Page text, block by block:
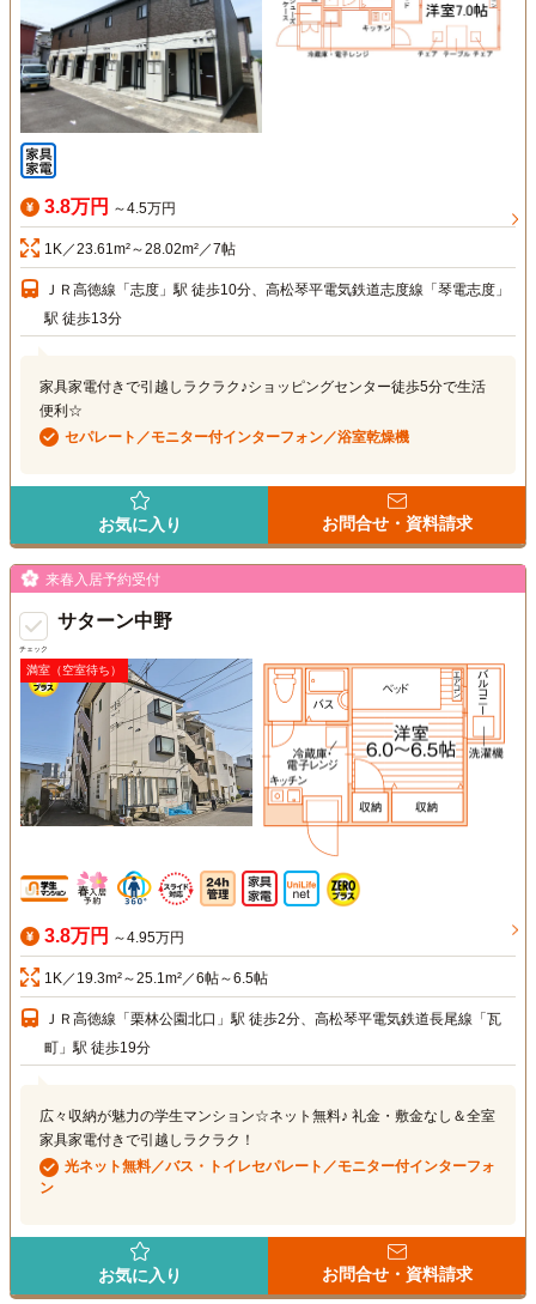
3.8万円 ～4.5万円
1K／23.61m²～28.02m²／7帖
ＪＲ高徳線「志度」駅 徒歩10分、高松琴平電気鉄道志度線「琴電志度」
駅 徒歩13分
家具家電付きで引越しラクラク♪ショッピングセンター徒歩5分で生活
便利☆
セパレート／モニター付インターフォン／浴室乾燥機
お気に入り お問合せ・資料請求
チェック
来春入居予約受付
サターン中野
満室（空室待ち）
3.8万円 ～4.95万円
1K／19.3m²～25.1m²／6帖～6.5帖
ＪＲ高徳線「栗林公園北口」駅 徒歩2分、高松琴平電気鉄道長尾線「瓦
町」駅 徒歩19分
広々収納が魅力の学生マンション☆ネット無料♪ 礼金・敷金なし＆全室
家具家電付きで引越しラクラク！
光ネット無料／バス・トイレセパレート／モニター付インターフォ
ン
お気に入り お問合せ・資料請求